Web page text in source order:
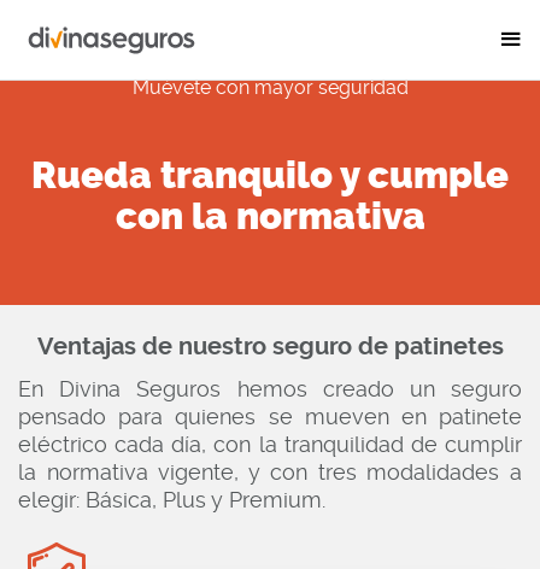
SEGURO DE PATINETES ELÉCTRICOS
Muévete conmayor seguridad
Rueda tranquilo y cumple
con la normativa
Ventajas de nuestro seguro de patinetes
En Divina Seguros hemos creado un seguro
pensado para quienes se mueven en patinete
eléctrico cada día, con la tranquilidad de cumplir
la normativa vigente, y con tres modalidades a
elegir: Básica, Plus y Premium.